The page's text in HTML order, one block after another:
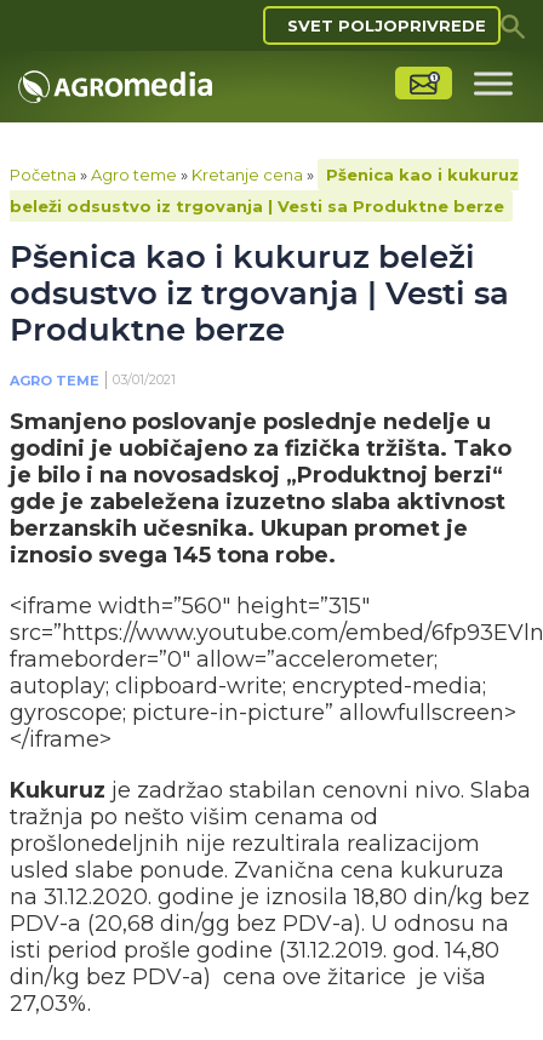
SVET POLJOPRIVREDE
Početna »Agro teme » Kretanje cena »
Pšenica kao i kukuruz
beleži odsustvo iz trgovanja | Vesti sa Produktne berze
Pšenica kao i kukuruz beleži
odsustvo iz trgovanja | Vesti sa
Produktne berze
AGRO TEME 03/01/2021
Smanjeno poslovanje poslednje nedelje u
godini je uobičajeno za fizička tržišta. Tako
je bilo i na novosadskoj „Produktnoj berzi“
gde je zabeležena izuzetno slaba aktivnost
berzanskih učesnika. Ukupan promet je
iznosio svega 145 tona robe.
<iframe width=”560″ height=”315″
src=”https://www.youtube.com/embed/
frameborder=”0″ allow=”accelerometer;
autoplay; clipboard-write; encrypted-media;
gyroscope; picture-in-picture” allowfullscreen>
</iframe>
Kukuruz je zadržao stabilan cenovni nivo. Slaba
tražnja po nešto višim cenama od
prošlonedeljnih nije rezultirala realizacijom
usled slabe ponude. Zvanična cena kukuruza
na 31.12.2020. godine je iznosila 18,80 din/kg bez
PDV-a (20,68 din/gg bez PDV-a). U odnosu na
isti period prošle godine (31.12.2019. god. 14,80
din/kg bez PDV-a) cena ove žitarice je viša
27,03%.